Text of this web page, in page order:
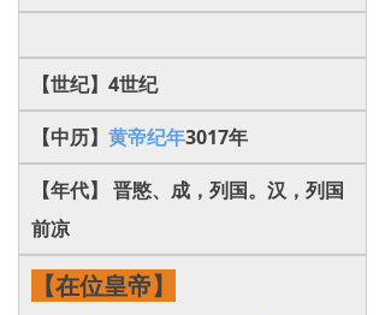
【世纪】4世纪
【中历】 黄帝纪年3017年
【年代】 晋愍、成，列国。汉，列国
前凉
【在位皇帝】